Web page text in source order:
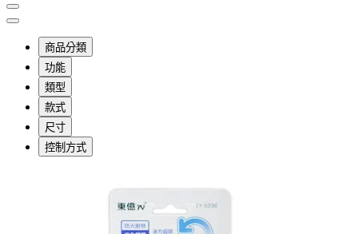
商品分類
功能
類型
款式
尺寸
控制方式